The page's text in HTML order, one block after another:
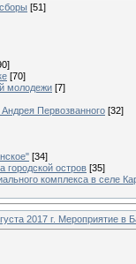
[51]
[70]
молодежи [7]
Первозванного [32]
[34]
городской остров [35]
комплекса в селе
2017 г. Мероприятие в